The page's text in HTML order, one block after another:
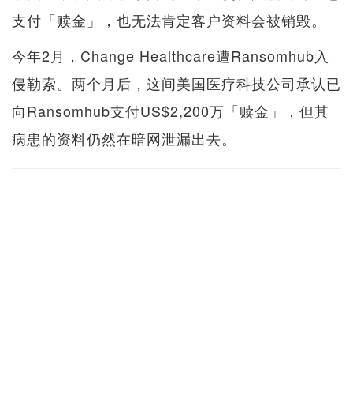
支付「赎金」，也无法肯定客户资料会被销毁。
今年2月，Change Healthcare遭Ransomhub入
侵勒索。两个月后，这间美国医疗科技公司承认已
向Ransomhub支付US$2,200万「赎金」，但其
病患的资料仍然在暗网泄漏出去。